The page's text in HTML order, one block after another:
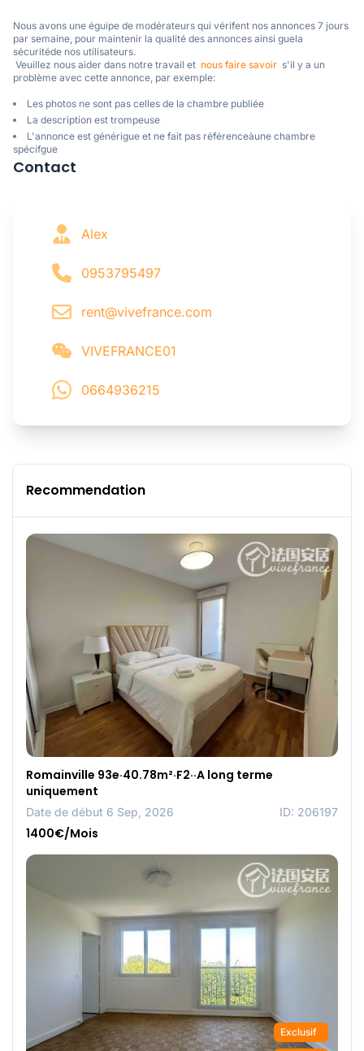
Nous avons une éguipe de modérateurs qui vérifent nos annonces 7 jours
par semaine, pour maintenir la qualité des annonces ainsi guela
sécuritéde nos utilisateurs.
Veuillez nous aider dans notre travail et nous faire savoir
  s'il y a un
problème avec cette annonce, par exemple:
Les photos ne sont pas celles de la chambre publiée
La description est trompeuse
L'annonce est générigue et ne fait pas référenceàune chambre
spécifgue
Contact
Alex
0953795497
rent@vivefrance.com
VIVEFRANCE01
0664936215
Recommendation
Romainville 93e·40.78m²·F2··A long terme
uniquement
Date de début 6 Sep, 2026 ID: 206197
1400€/Mois
Exclusif